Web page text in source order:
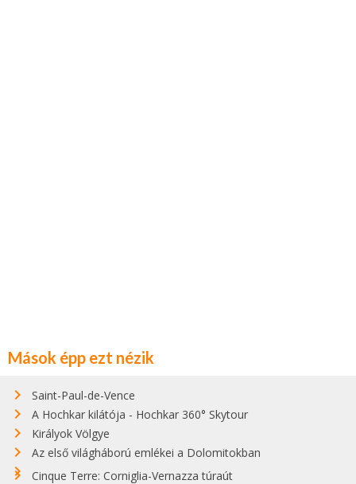
Mások épp ezt nézik
Saint-Paul-de-Vence
A Hochkar kilátója - Hochkar 360° Skytour
Királyok Völgye
Az első világháború emlékei a Dolomitokban
Cinque Terre: Corniglia-Vernazza túraút